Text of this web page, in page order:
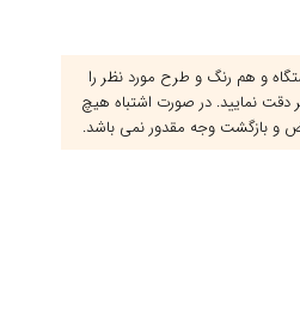
و هم رنگ و طرح مورد نظر را
دقت نمایید. در صورت اشتباه هیچ
و بازگشت وجه مقدور نمی باشد.